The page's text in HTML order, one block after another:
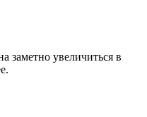
заметно увеличиться в